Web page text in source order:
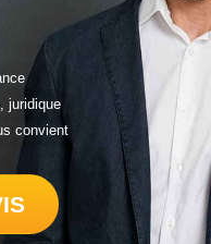
juridique
convient